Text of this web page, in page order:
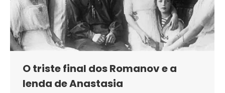
O triste final dos Romanov e a
lenda de Anastasia